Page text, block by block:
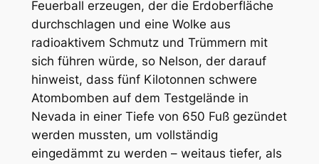
Feuerball erzeugen, der die Erdoberfläche
durchschlagen und eine Wolke aus
radioaktivem Schmutz und Trümmern mit
sich führen würde, so Nelson, der darauf
hinweist, dass fünf Kilotonnen schwere
Atombomben auf dem Testgelände in
Nevada in einer Tiefe von 650 Fuß gezündet
werden mussten, um vollständig
eingedämmt zu werden – weitaus tiefer, als